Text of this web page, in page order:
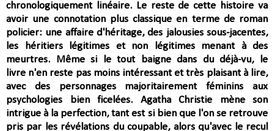
chronologiquement linéaire. Le reste de cette histoire va
avoir une connotation plus classique en terme de roman
policier: une affaire d'héritage, des jalousies sous-jacentes,
les héritiers légitimes et non légitimes menant à des
meurtres. Même si le tout baigne dans du déjà-vu, le
livre n'en reste pas moins intéressant et très plaisant à lire,
avec des personnages majoritairement féminins aux
psychologies bien ficelées. Agatha Christie mène son
intrigue à la perfection, tant est si bien que l'on se retrouve
pris par les révélations du coupable, alors qu'avec le recul